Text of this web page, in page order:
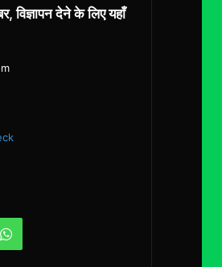
विज्ञापन देने के लिए यहाँ
WhatsApp